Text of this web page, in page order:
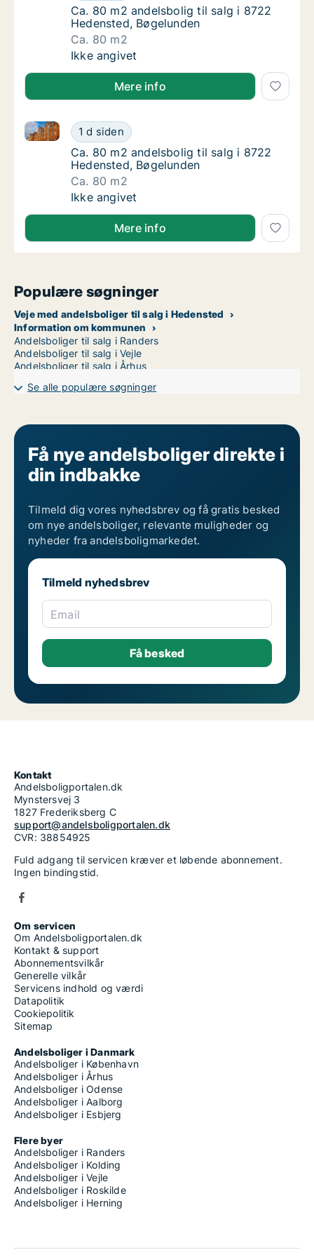
Ca. 80 m2 andelsbolig til salg i 8722
Ca. 80 m2 andelsbolig til salg i 8722
Hedensted, Bøgelunden
Ca. 80 m2
Ca. 80 m2 andelsbolig til salg i 8722
Ikke angivet
Mere info
Ca. 80 m2 andelsbolig til salg i 8722
1 d siden
Ca. 80 m2 andelsbolig til salg i 8722 Hedensted,
Ca. 80 m2 andelsbolig til salg i 8722
Ca. 80 m2 andelsbolig til salg i 8722
Hedensted, Bøgelunden
Ca. 80 m2
Ca. 80 m2 andelsbolig til salg i 8722
Ikke angivet
Mere info
Populære søgninger
Veje med andelsboliger til salg i Hedensted
Information om kommunen
Andelsboliger til salg i Randers
Andelsboliger til salg i Vejle
Andelsboliger til salg i Århus
Se alle populære søgninger
Få nye andelsboliger direkte i
din indbakke
Tilmeld dig vores nyhedsbrev og få gratis besked
om nye andelsboliger, relevante muligheder og
nyheder fra andelsboligmarkedet.
Tilmeld nyhedsbrev
Email
Kontakt
Andelsboligportalen.dk
Mynstersvej 3
1827 Frederiksberg C
support@andelsboligportalen.dk
CVR: 38854925
Fuld adgang til servicen kræver et løbende abonnement.
Ingen bindingstid.
Om servicen
Om Andelsboligportalen.dk
Kontakt & support
Abonnementsvilkår
Generelle vilkår
Servicens indhold og værdi
Datapolitik
Cookiepolitik
Sitemap
Andelsboliger i Danmark
Andelsboliger i København
Andelsboliger i Århus
Andelsboliger i Odense
Andelsboliger i Aalborg
Andelsboliger i Esbjerg
Flere byer
Andelsboliger i Randers
Andelsboliger i Kolding
Andelsboliger i Vejle
Andelsboliger i Roskilde
Andelsboliger i Herning